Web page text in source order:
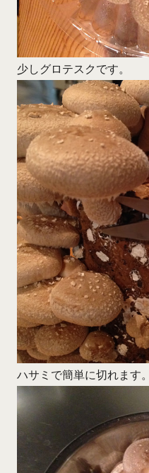
少しグロテスクです。
ハサミで簡単に切れます。